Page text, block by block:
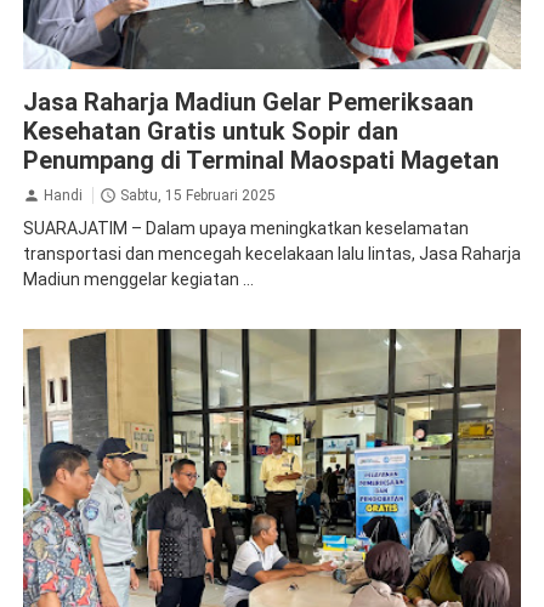
Jasa Raharja Madiun Gelar Pemeriksaan
Kesehatan Gratis untuk Sopir dan
Penumpang di Terminal Maospati Magetan
Handi Sabtu, 15 Februari 2025
SUARAJATIM – Dalam upaya meningkatkan keselamatan
transportasi dan mencegah kecelakaan lalu lintas, Jasa Raharja
Madiun menggelar kegiatan ...